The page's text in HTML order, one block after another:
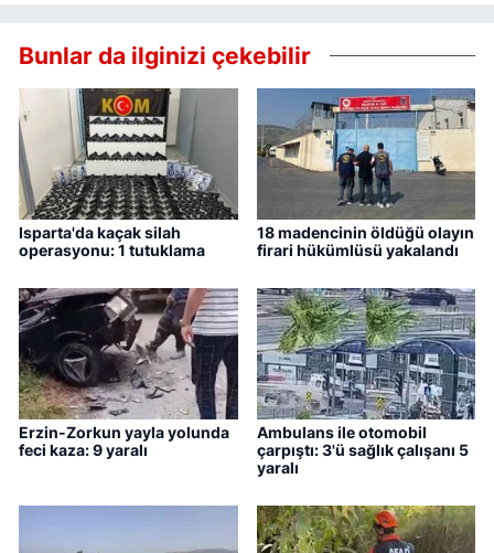
Bunlar da ilginizi çekebilir
Isparta'da kaçak silah
operasyonu: 1 tutuklama
18 madencinin öldüğü olayın
firari hükümlüsü yakalandı
Erzin-Zorkun yayla yolunda
feci kaza: 9 yaralı
Ambulans ile otomobil
çarpıştı: 3'ü sağlık çalışanı 5
yaralı